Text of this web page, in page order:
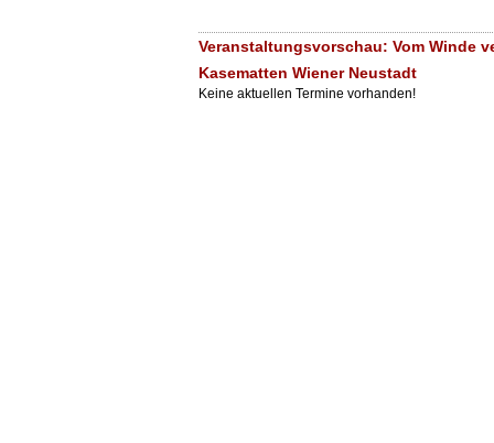
Veranstaltungsvorschau: Vom Winde
Kasematten Wiener Neustadt
Keine aktuellen Termine vorhanden!